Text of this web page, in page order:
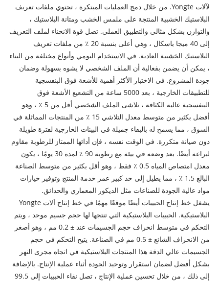
لآلات Yongte. من خلال دمج العمليات المبتكرة ، تحتوي ملفات تعريف
البلاستيك الخشبية المنتجة على ملمس الخشب ومتانة البلاستيك ،
والتوازن بشكل مثالي والتطبيق العملي. تصل قوة الانحناء لملف التعريف
إلى 40 ميجا باسكال ، وهي أعلى بنسبة 20 ٪ من ملفات تعريف
البلاستيك الخشبية العادية. في الاستخدام اليومي وأنواع مختلفة من البناء
، يمكن أن يضمن بفعالية أن الملف الشخصي لا يشوه بسهولة وضمان
جودة المشروع. في الاختبار الأكثر أهمية للأشعة فوق البنفسجية
للتطبيقات الخارجية ، بعد 5000 ساعة من التشعيع الأشعة فوق
البنفسجية عالية الكثافة ، تلاشى الملف الشخصي أقل من 5 ٪ ، وهو
أفضل بكثير من متوسط ​​معدل التلاشي 15 ٪ من المنتجات المماثلة في
السوق ، مما يسمح له بالبقاء جميلة في البيئات الخارجية لفترة طويلة
دون صيانة متكررة. في الوقت نفسه ، فإن أدائها الممتاز للرطوبة مقاوم
لبراعة أيضًا. بعد وضعه في بيئة مع رطوبة 90 ٪ لمدة 30 يومًا ، يكون
معدل امتصاص المياه 0.5 ٪ فقط ، وهو أقل بكثير من متوسط ​​الصناعة
البالغ 1.5 ٪ ، مما يطيل إلى حد كبير عمر خدمة المنتج وتوفير خيارات
مواد عالية الجودة للصناعات مثل الديكور المعماري والحدائق.
يشغل خط إنتاج الحبيبات أيضًا موقعًا مهمًا في خط إنتاج آلات Yongte
البلاستيكية. الحبيبات البلاستيكية التي تنتجها لها حجم جسيم موحد ، ويتم
التحكم في متوسط ​​انحراف حجم الجسيمات عند ± 0.2 مم ، وهو أصغر
من الانحراف الشائع ± 0.5 مم في الصناعة. يتيح التحكم في حجم
الجسيمات عالي الدقة هذا المنتجات البلاستيكية في اتجاه مجرى النهر
بشكل أفضل لضمان استقرار وتوحيد الجودة أثناء عملية الإنتاج. بالإضافة
إلى ذلك ، من خلال تحسين عملية الإنتاج ، تصل نقاء الحبيبات إلى 99.5